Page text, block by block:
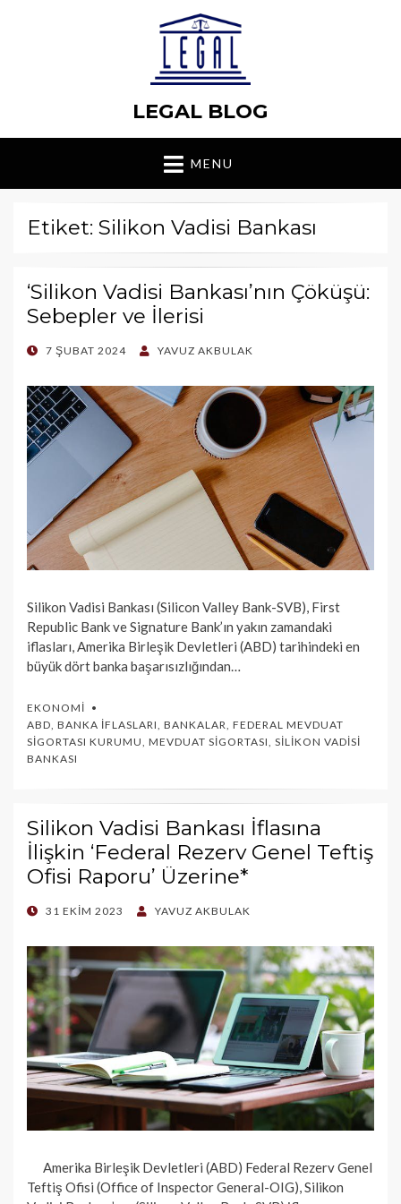
LEGAL BLOG
MENU
Etiket: Silikon Vadisi Bankası
‘Silikon Vadisi Bankası’nın Çöküşü:
Sebepler ve İlerisi
POSTED
7 ŞUBAT 2024 YAVUZ AKBULAK
Silikon Vadisi Bankası (Silicon Valley Bank-SVB), First
Republic Bank ve Signature Bank’ın yakın zamandaki
iflasları, Amerika Birleşik Devletleri (ABD) tarihindeki en
büyük dört banka başarısızlığından…
EKONOMI
ABD, BANKA İFLASLARI, BANKALAR, FEDERAL MEVDUAT
SIGORTASI KURUMU, MEVDUAT SIGORTASI, SILIKON VADISI
BANKASI
Silikon Vadisi Bankası İflasına
İlişkin ‘Federal Rezerv Genel Teftiş
Ofisi Raporu’ Üzerine*
POSTED
31 EKIM 2023 YAVUZ AKBULAK
Amerika Birleşik Devletleri (ABD) Federal Rezerv Genel
Teftiş Ofisi (Office of Inspector General-OIG), Silikon